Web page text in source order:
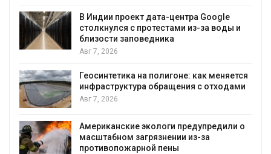
проект дата-центра Google
с протестами из-за воды и
заповедника
2026
на полигоне: как меняется
обращения с отходами
экологи предупредили о
загрязнении из-за
пены
воду
Авг 7, 2026
Авг 7, 2026
уборку